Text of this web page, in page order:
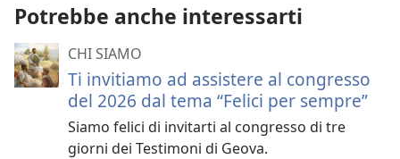
Potrebbe anche interessarti
CHI SIAMO
Ti invitiamo ad assistere al congresso
del 2026 dal tema “Felici per sempre”
Siamo felici di invitarti al congresso di tre
giorni dei Testimoni di Geova.